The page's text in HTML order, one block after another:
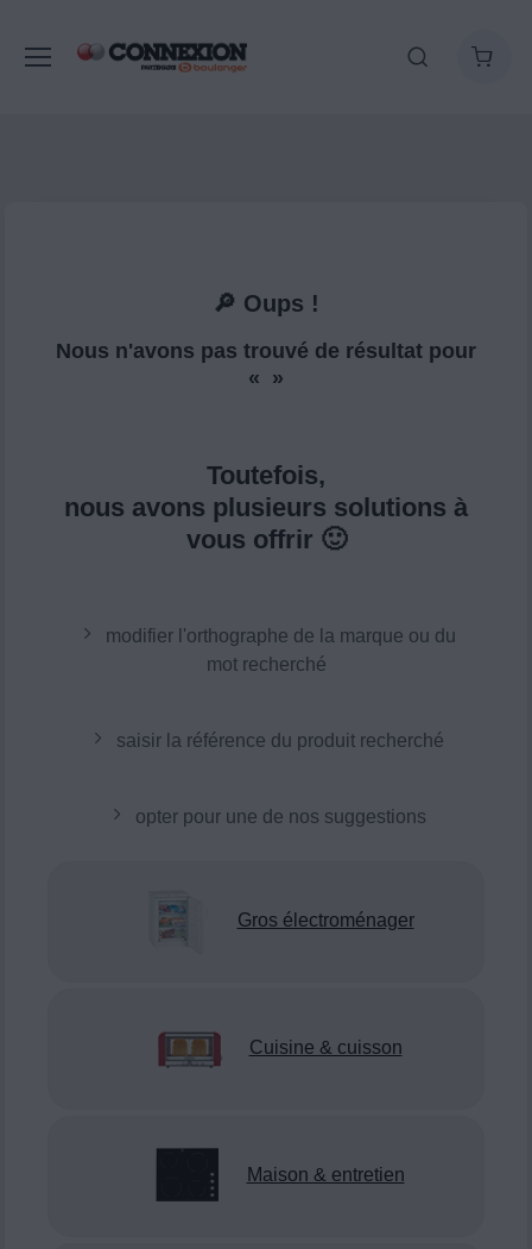
🔎 Oups !
Nous n'avons pas trouvé de résultat pour
« »
Toutefois,
nous avons plusieurs solutions à
vous offrir 🙂
modifier l'orthographe de la marque ou du
mot recherché
saisir la référence du produit recherché
opter pour une de nos suggestions
Gros électroménager
Cuisine & cuisson
Maison & entretien